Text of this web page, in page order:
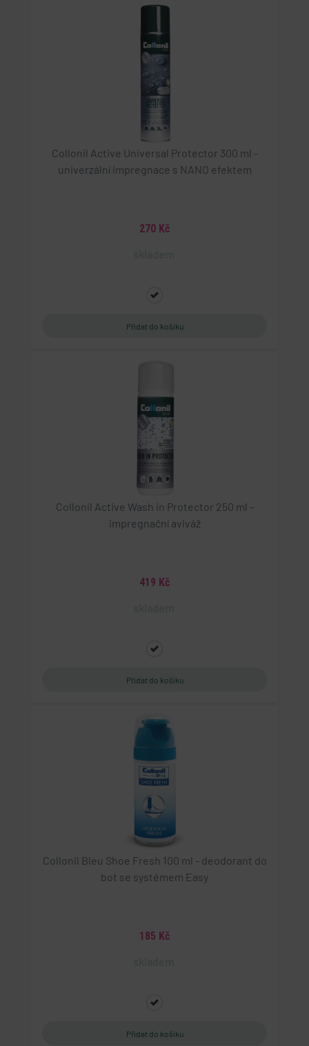
Collonil Active Universal Protector 300 ml -
univerzální impregnace s NANO efektem
270 Kč
Collonil Active Wash in Protector 250 ml -
impregnační aviváž
419 Kč
Collonil Bleu Shoe Fresh 100 ml - deodorant do
bot se systémem Easy
185 Kč